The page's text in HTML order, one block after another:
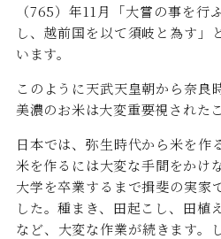
（765）年11月「大嘗の事を
し、越前国を以て須岐と為す」
います。
このように天武天皇朝から奈良
美濃のお米は大変重要視された
日本では、弥生時代から米を作
米を作るには大変な手間をかけ
大学を卒業するまで揖斐の実家
した。種まき、田起こし、田植
など、大変な作業が続きます。